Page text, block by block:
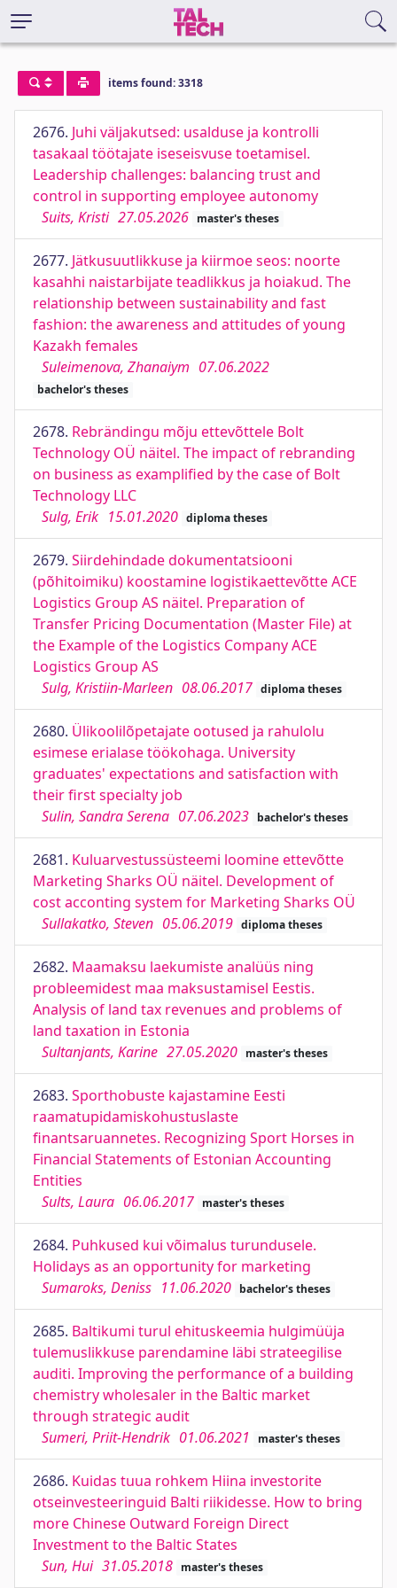
items found: 3318
2676. Juhi väljakutsed: usalduse ja kontrolli
tasakaal töötajate iseseisvuse toetamisel.
Leadership challenges: balancing trust and
control in supporting employee autonomy
Suits, Kristi 27.05.2026 master's theses
2677. Jätkusuutlikkuse ja kiirmoe seos: noorte
kasahhi naistarbijate teadlikkus ja hoiakud. The
relationship between sustainability and fast
fashion: the awareness and attitudes of young
Kazakh females
Suleimenova, Zhanaiym 07.06.2022
bachelor's theses
2678. Rebrändingu mõju ettevõttele Bolt
Technology OÜ näitel. The impact of rebranding
on business as examplified by the case of Bolt
Technology LLC
Sulg, Erik 15.01.2020 diploma theses
2679. Siirdehindade dokumentatsiooni
(põhitoimiku) koostamine logistikaettevõtte ACE
Logistics Group AS näitel. Preparation of
Transfer Pricing Documentation (Master File) at
the Example of the Logistics Company ACE
Logistics Group AS
Sulg, Kristiin-Marleen 08.06.2017 diploma theses
2680. Ülikoolilõpetajate ootused ja rahulolu
esimese erialase töökohaga. University
graduates' expectations and satisfaction with
their first specialty job
Sulin, Sandra Serena 07.06.2023 bachelor's theses
2681. Kuluarvestussüsteemi loomine ettevõtte
Marketing Sharks OÜ näitel. Development of
cost acconting system for Marketing Sharks OÜ
Sullakatko, Steven 05.06.2019 diploma theses
2682. Maamaksu laekumiste analüüs ning
probleemidest maa maksustamisel Eestis.
Analysis of land tax revenues and problems of
land taxation in Estonia
Sultanjants, Karine 27.05.2020 master's theses
2683. Sporthobuste kajastamine Eesti
raamatupidamiskohustuslaste
finantsaruannetes. Recognizing Sport Horses in
Financial Statements of Estonian Accounting
Entities
Sults, Laura 06.06.2017 master's theses
2684. Puhkused kui võimalus turundusele.
Holidays as an opportunity for marketing
Sumaroks, Deniss 11.06.2020 bachelor's theses
2685. Baltikumi turul ehituskeemia hulgimüüja
tulemuslikkuse parendamine läbi strateegilise
auditi. Improving the performance of a building
chemistry wholesaler in the Baltic market
through strategic audit
Sumeri, Priit-Hendrik 01.06.2021 master's theses
2686. Kuidas tuua rohkem Hiina investorite
otseinvesteeringuid Balti riikidesse. How to bring
more Chinese Outward Foreign Direct
Investment to the Baltic States
Sun, Hui 31.05.2018 master's theses